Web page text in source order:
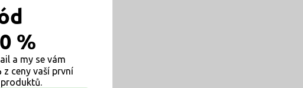
%
a my se vám
z ceny vaší první